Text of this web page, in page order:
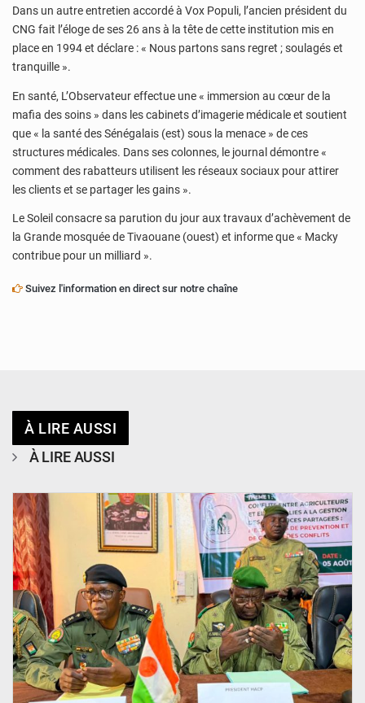
Dans un autre entretien accordé à Vox Populi, l’ancien président du
CNG fait l’éloge de ses 26 ans à la tête de cette institution mis en
place en 1994 et déclare : « Nous partons sans regret ; soulagés et
tranquille ».
En santé, L’Observateur effectue une « immersion au cœur de la
mafia des soins » dans les cabinets d’imagerie médicale et soutient
que « la santé des Sénégalais (est) sous la menace » de ces
structures médicales. Dans ses colonnes, le journal démontre «
comment des rabatteurs utilisent les réseaux sociaux pour attirer
les clients et se partager les gains ».
Le Soleil consacre sa parution du jour aux travaux d’achèvement de
la Grande mosquée de Tivaouane (ouest) et informe que « Macky
contribue pour un milliard ».
Suivez l'information en direct sur notre chaîne
À LIRE AUSSI
À LIRE AUSSI